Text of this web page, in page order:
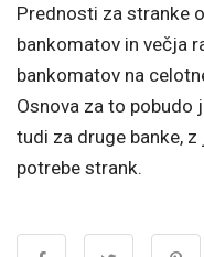
Prednosti za stranke
bankomatov in večja
bankomatov na
Osnova za to pobudo
tudi za druge banke,
potrebe strank.